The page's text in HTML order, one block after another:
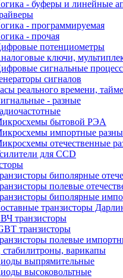
- буферы и линейные
- программируемая
- прочая
потенциометры
ключи,
сигнальные
сигналов
реального времени,
- разные
бытовой РЭА
импортные
отечественные
для CCD
биполярные
полевые
биполярные
транзисторы
транзисторы
транзисторы
полевые
варикапы
выпрямительные
высоковольтные